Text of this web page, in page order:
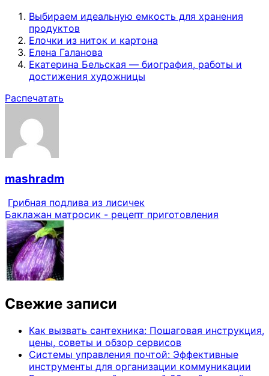
Выбираем идеальную емкость для хранения
продуктов
Елочки из ниток и картона
Елена Галанова
Екатерина Бельская — биография, работы и
достижения художницы
Распечатать
mashradm
Грибная подлива из лисичек
Баклажан матросик - рецепт приготовления
Свежие записи
Как вызвать сантехника: Пошаговая инструкция,
цены, советы и обзор сервисов
Системы управления почтой: Эффективные
инструменты для организации коммуникации